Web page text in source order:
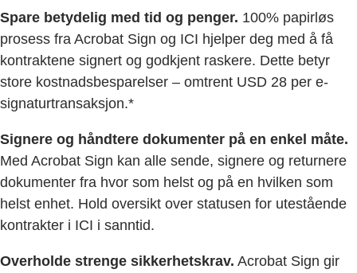
Spare betydelig med tid og penger. 100% papirløs
prosess fra Acrobat Sign og ICI hjelper deg med å få
kontraktene signert og godkjent raskere. Dette betyr
store kostnadsbesparelser – omtrent USD 28 per e-
signaturtransaksjon.*
Signere og håndtere dokumenter på en enkel måte.
Med Acrobat Sign kan alle sende, signere og returnere
dokumenter fra hvor som helst og på en hvilken som
helst enhet. Hold oversikt over statusen for utestående
kontrakter i ICI i sanntid.
Overholde strenge sikkerhetskrav. Acrobat Sign gir